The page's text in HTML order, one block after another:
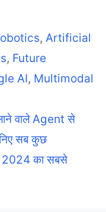
,Artificial
, Future
AI, Multimodal
वाले Agent से
सब कुछ
2024 का सबसे